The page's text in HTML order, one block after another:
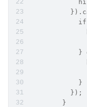
}
            }
          });
        }